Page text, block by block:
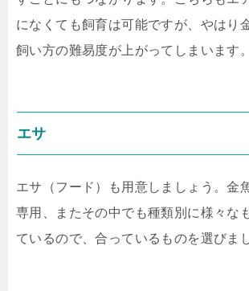
になくても飼育は可能ですが、やはり
飼い方の難易度が上がってしまいます。
エサ
エサ（フード）も用意しましょう。金
専用、またその中でも種類別に様々な
ているので、合っているものを選びま